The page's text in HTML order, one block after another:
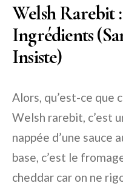
Welsh Rarebit
Ingrédients
Insiste)
Alors, qu’est-ce que
Welsh rarebit, c’est
nappée d’une sauce
base, c’est le
cheddar car on ne